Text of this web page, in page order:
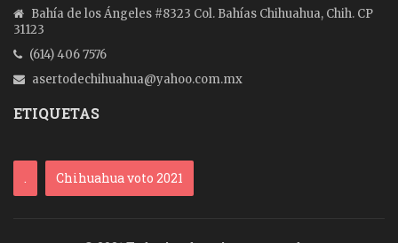
Bahía de los Ángeles #8323 Col. Bahías Chihuahua, Chih. CP
31123
(614) 406 7576
asertodechihuahua@yahoo.com.mx
ETIQUETAS
Chihuahua voto 2021